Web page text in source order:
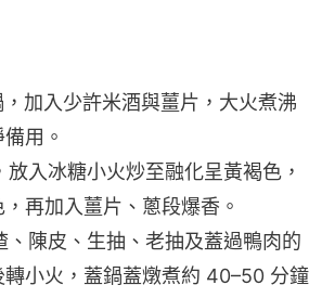
加入少許米酒與薑片，大火煮沸
用。
入冰糖小火炒至融化呈黃褐色，
再加入薑片、蔥段爆香。
、陳皮、生抽、老抽及蓋過鴨肉的
轉小火，蓋鍋蓋燉煮約 40–50 分鐘